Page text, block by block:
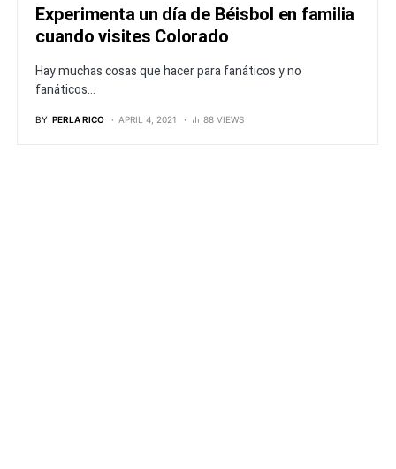
Experimenta un día de Béisbol en familia
cuando visites Colorado
Hay muchas cosas que hacer para fanáticos y no
fanáticos...
BY PERLA RICO APRIL 4, 2021 88 VIEWS